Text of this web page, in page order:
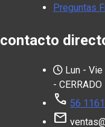
Preguntas
contacto
Lun -
- CERRADO
call 56
mail